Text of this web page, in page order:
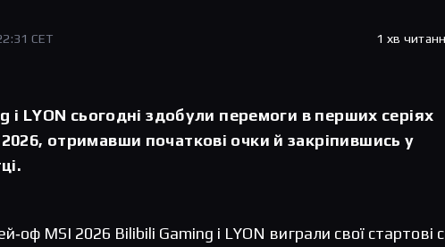
CET 1 хв
і LYON сьогодні здобули перемоги в перших серіях
отримавши початкові очки й закріпившись у
MSI 2026 Bilibili Gaming і LYON виграли свої стартові